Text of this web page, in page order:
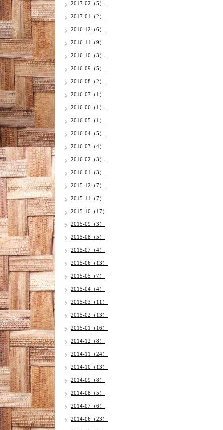
2017-02（5）
2017-01（2）
2016-12（6）
2016-11（9）
2016-10（3）
2016-09（5）
2016-08（2）
2016-07（1）
2016-06（1）
2016-05（1）
2016-04（5）
2016-03（4）
2016-02（3）
2016-01（3）
2015-12（7）
2015-11（7）
2015-10（17）
2015-09（3）
2015-08（5）
2015-07（4）
2015-06（13）
2015-05（7）
2015-04（4）
2015-03（11）
2015-02（13）
2015-01（16）
2014-12（8）
2014-11（24）
2014-10（13）
2014-09（8）
2014-08（5）
2014-07（6）
2014-06（23）